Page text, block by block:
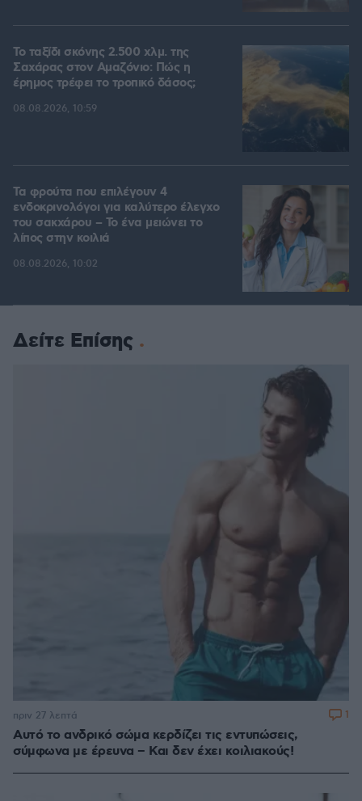
Το ταξίδι σκόνης 2.500 χλμ. της
Σαχάρας στον Αμαζόνιο: Πώς η
έρημος τρέφει το τροπικό δάσος;
08.08.2026, 10:59
Τα φρούτα που επιλέγουν 4
ενδοκρινολόγοι για καλύτερο έλεγχο
του σακχάρου – Το ένα μειώνει το
λίπος στην κοιλιά
08.08.2026, 10:02
Δείτε Επίσης
Αυτό το ανδρικό σώμα κερδίζει τις εντυπώσεις,
σύμφωνα με έρευνα – Και δεν έχει κοιλιακούς!
πριν 27 λεπτά 1